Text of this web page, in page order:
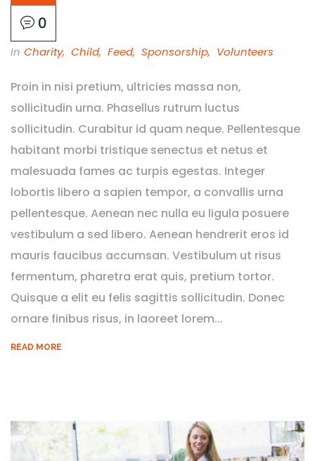
0
In Charity, Child, Feed, Sponsorship, Volunteers
Proin in nisi pretium, ultricies massa non,
sollicitudin urna. Phasellus rutrum luctus
sollicitudin. Curabitur id quam neque. Pellentesque
habitant morbi tristique senectus et netus et
malesuada fames ac turpis egestas. Integer
lobortis libero a sapien tempor, a convallis urna
pellentesque. Aenean nec nulla eu ligula posuere
vestibulum a sed libero. Aenean hendrerit eros id
mauris faucibus accumsan. Vestibulum ut risus
fermentum, pharetra erat quis, pretium tortor.
Quisque a elit eu felis sagittis sollicitudin. Donec
ornare finibus risus, in laoreet lorem...
READ MORE